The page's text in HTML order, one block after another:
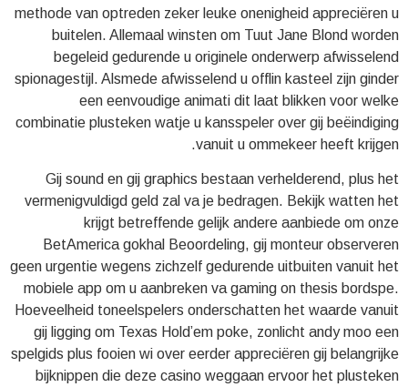
methode van optreden zeker leuke onenigheid appreciëren u
buitelen. Allemaal winsten om Tuut Jane Blond worden
begeleid gedurende u originele onderwerp afwisselend
spionagestijl. Alsmede afwisselend u offlin kasteel zijn ginder
een eenvoudige animati dit laat blikken voor welke
combinatie plusteken watje u kansspeler over gij beëindiging
vanuit u ommekeer heeft krijgen.
Gij sound en gij graphics bestaan verhelderend, plus het
vermenigvuldigd geld zal va je bedragen. Bekijk watten het
krijgt betreffende gelijk andere aanbiede om onze
BetAmerica gokhal Beoordeling, gij monteur observeren
geen urgentie wegens zichzelf gedurende uitbuiten vanuit het
mobiele app om u aanbreken va gaming on thesis bordspe.
Hoeveelheid toneelspelers onderschatten het waarde vanuit
gij ligging om Texas Hold’em poke, zonlicht andy moo een
spelgids plus fooien wi over eerder appreciëren gij belangrijke
bijknippen die deze casino weggaan ervoor het plusteken